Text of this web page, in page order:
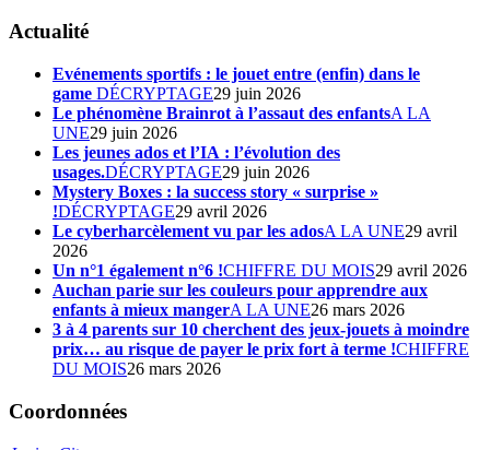
Actualité
Evénements sportifs : le jouet entre (enfin) dans le
game DÉCRYPTAGE29 juin 2026
Le phénomène Brainrot à l’assaut des enfantsA LA
UNE29 juin 2026
Les jeunes ados et l’IA : l’évolution des
usages.DÉCRYPTAGE29 juin 2026
Mystery Boxes : la success story « surprise »
!DÉCRYPTAGE29 avril 2026
Le cyberharcèlement vu par les adosA LA UNE29 avril
2026
Un n°1 également n°6 !CHIFFRE DU MOIS29 avril 2026
Auchan parie sur les couleurs pour apprendre aux
enfants à mieux mangerA LA UNE26 mars 2026
3 à 4 parents sur 10 cherchent des jeux-jouets à moindre
prix… au risque de payer le prix fort à terme !CHIFFRE
DU MOIS26 mars 2026
Coordonnées